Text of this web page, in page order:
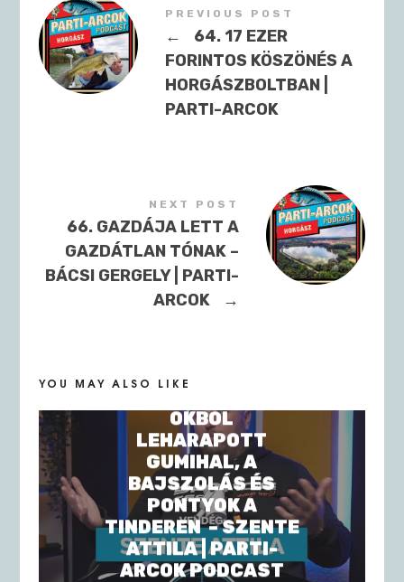
PREVIOUS POST
←
64. 17 EZER
FORINTOS KÖSZÖNÉS A
HORGÁSZBOLTBAN |
PARTI-ARCOK
NEXT POST
66. GAZDÁJA LETT A
GAZDÁTLAN TÓNAK –
BÁCSI GERGELY | PARTI-
ARCOK
→
YOU MAY ALSO LIKE
OKBÓL
LEHARAPOTT
GUMIHAL, A
BAJSZOLÁS ÉS
PONTYOK A
TINDEREN – SZENTE
ATTILA | PARTI-
ARCOK PODCAST